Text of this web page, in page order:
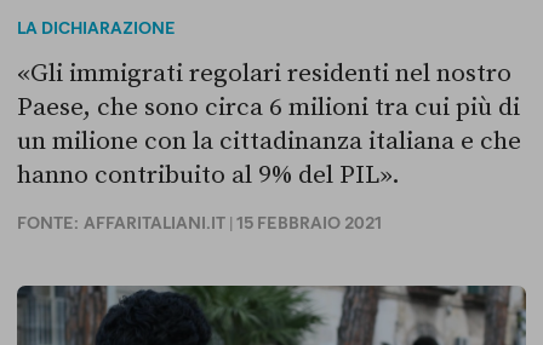
LA DICHIARAZIONE
«Gli immigrati regolari residenti nel nostro
Paese, che sono circa 6 milioni tra cui più di
un milione con la cittadinanza italiana e che
hanno contribuito al 9% del PIL».
FONTE: AFFARITALIANI.IT | 15 FEBBRAIO 2021